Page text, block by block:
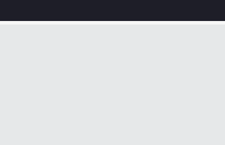
您的购物车目前是空的